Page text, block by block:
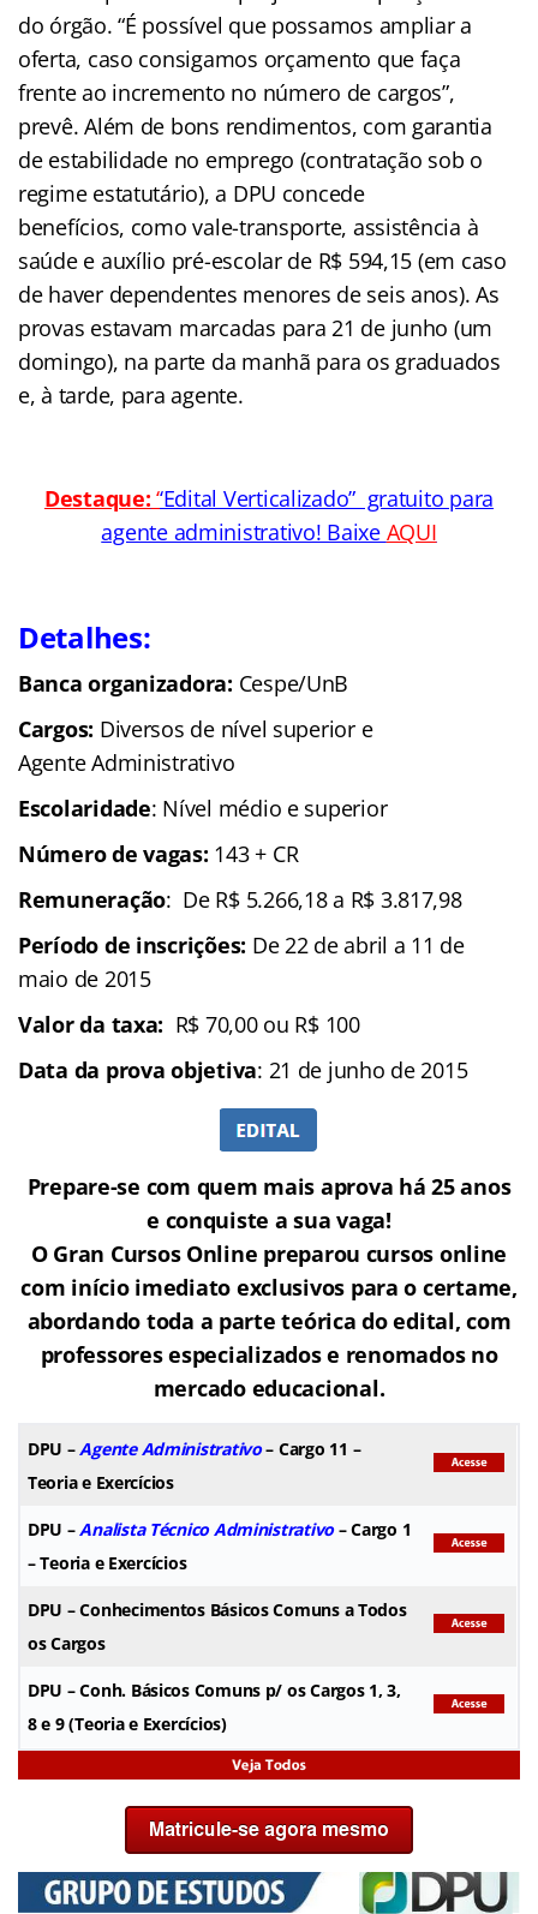
do órgão. “É possível que possamos ampliar a
oferta, caso consigamos orçamento que faça
frente ao incremento no número de cargos”,
prevê. Além de bons rendimentos, com garantia
de estabilidade no emprego (contratação sob o
regime estatutário), a DPU concede
benefícios, como vale-transporte, assistência à
saúde e auxílio pré-escolar de R$ 594,15 (em caso
de haver dependentes menores de seis anos). As
provas estavam marcadas para 21 de junho (um
domingo), na parte da manhã para os graduados
e, à tarde, para agente.
Destaque: ‘‘Edital Verticalizado” gratuito para
agente administrativo! Baixe AQUI
Detalhes:
Banca organizadora: Cespe/UnB
Cargos: Diversos de nível superior e
Agente Administrativo
Escolaridade: Nível médio e superior
Número de vagas: 143 + CR
Remuneração: De R$ 5.266,18 a R$ 3.817,98
Período de inscrições: De 22 de abril a 11 de
maio de 2015
Valor da taxa: R$ 70,00 ou R$ 100
Data da prova objetiva: 21 de junho de 2015
Prepare-se com quem mais aprova há 25 anos
e conquiste a sua vaga!
O Gran Cursos Online preparou cursos online
com início imediato exclusivos para o certame,
abordando toda a parte teórica do edital, com
professores especializados e renomados no
mercado educacional.
DPU –Agente Administrativo– Cargo 11 –
Teoria e Exercícios
DPU –Analista Técnico Administrativo– Cargo 1
– Teoria e Exercícios
DPU – Conhecimentos Básicos Comuns a Todos
os Cargos
DPU – Conh. Básicos Comuns p/ os Cargos 1, 3,
8 e 9 (Teoria e Exercícios)